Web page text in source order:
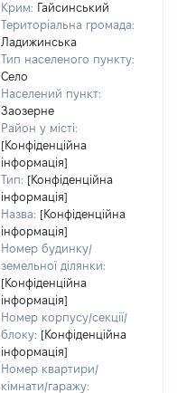
Крим: Гайсинський
Територіальна громада:
Ладижинська
Тип населеного пункту:
Село
Населений пункт:
Заозерне
Район у місті:
[Конфіденційна
інформація]
Тип: [Конфіденційна
інформація]
Назва: [Конфіденційна
інформація]
Номер будинку/
земельної ділянки:
[Конфіденційна
інформація]
Номер корпусу/секції/
блоку: [Конфіденційна
інформація]
Номер квартири/
кімнати/гаражу: